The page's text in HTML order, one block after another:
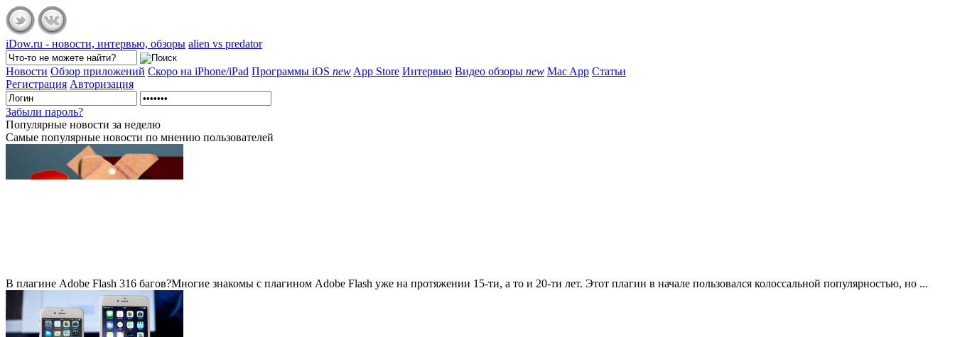
iDow.ru - новости, интервью, обзоры alien vs predator
Новости Обзор приложений Скоро на iPhone/iPad Программы iOS new App Store Интервью Видео обзоры new Mac App Статьи
Регистрация Авторизация
Забыли пароль?
Популярные новости за неделю
Самые популярные новости по мнению пользователей
В плагине Adobe Flash 316 багов?Многие знакомы с плагином Adobe Flash уже на протяжении 15-ти, а то и 20-ти лет. Этот плагин в начале пользовался колоссальной популярностью, но ...